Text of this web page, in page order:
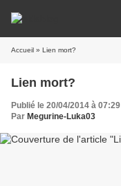
Accueil » Lien mort?
Lien mort?
Publié le 20/04/2014 à 07:29
Par Megurine-Luka03